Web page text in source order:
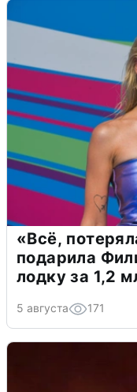
«Всё,
подарила
лодку за 1,2
5 августа 171